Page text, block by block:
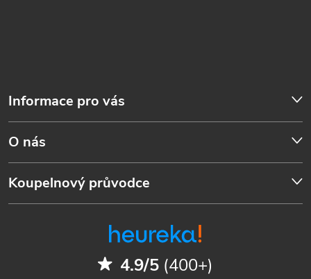
Informace pro vás
O nás
Koupelnový průvodce
4.9/5 (400+)